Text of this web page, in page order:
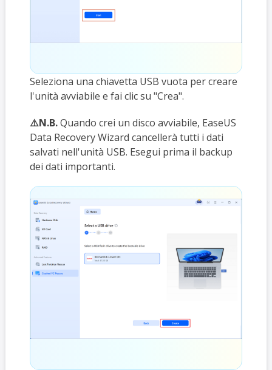
Seleziona una chiavetta USB vuota per creare
l'unità avviabile e fai clic su "Crea".
⚠️N.B.Quando crei un disco avviabile, EaseUS
Data Recovery Wizard cancellerà tutti i dati
salvati nell'unità USB. Esegui prima il backup
dei dati importanti.